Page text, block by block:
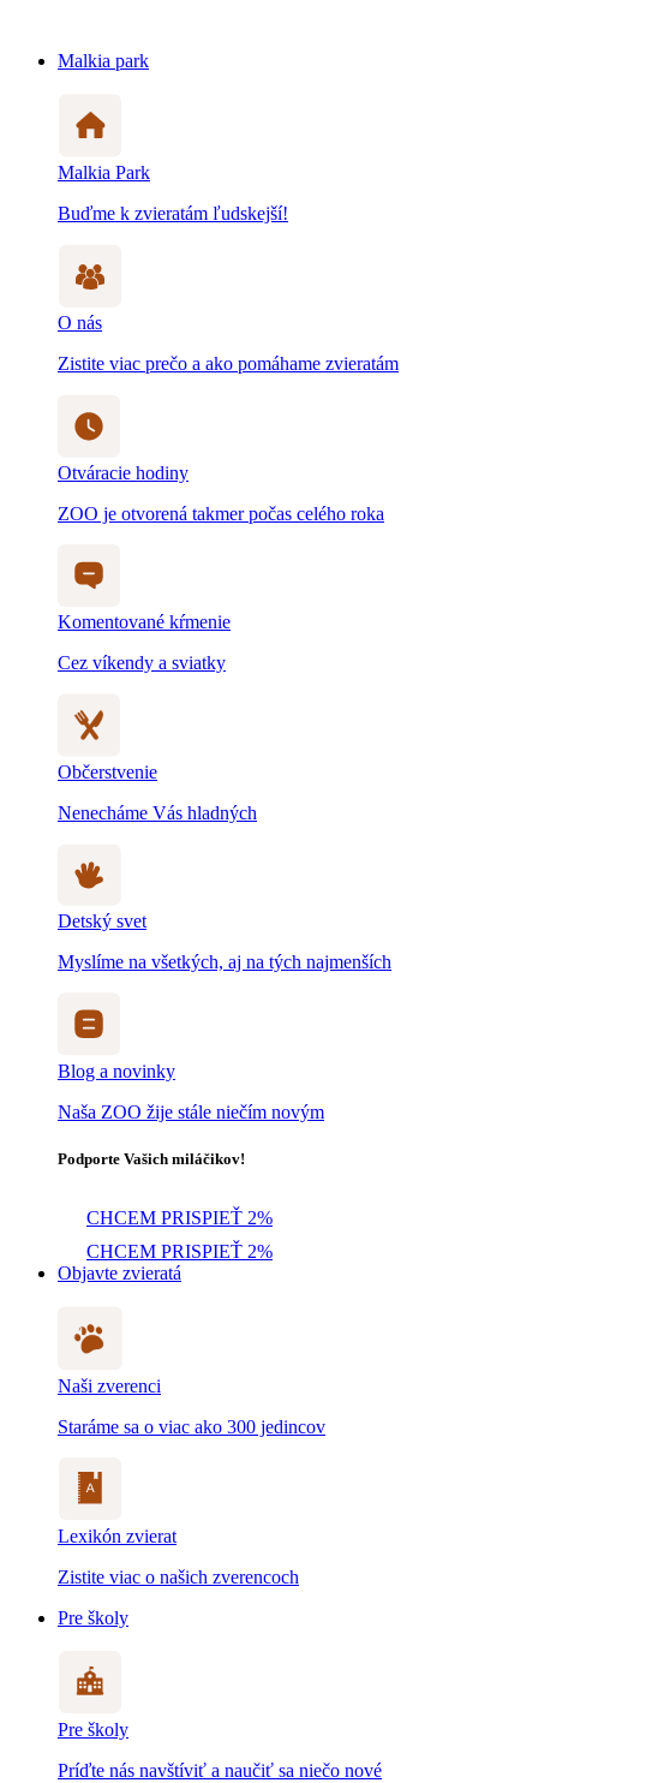
Malkia park
Malkia Park
Buďme k zvieratám ľudskejší!
O nás
Zistite viac prečo a ako pomáhame zvieratám
Otváracie hodiny
ZOO je otvorená takmer počas celého roka
Komentované kŕmenie
Cez víkendy a sviatky
Občerstvenie
Nenecháme Vás hladných
Detský svet
Myslíme na všetkých, aj na tých najmenších
Blog a novinky
Naša ZOO žije stále niečím novým
Podporte Vašich miláčikov!
CHCEM PRISPIEŤ 2%
CHCEM PRISPIEŤ 2%
Objavte zvieratá
Naši zverenci
Staráme sa o viac ako 300 jedincov
Lexikón zvierat
Zistite viac o našich zverencoch
Pre školy
Pre školy
Príďte nás navštíviť a naučiť sa niečo nové